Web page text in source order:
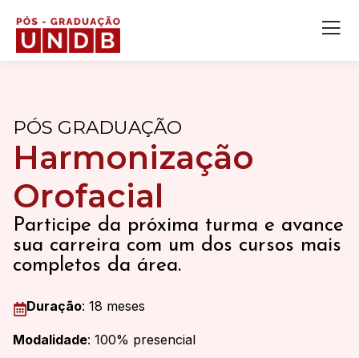
PÓS GRADUAÇÃO​
Harmonização
Orofacial​
Participe da próxima turma e avance
sua carreira com um dos cursos mais
completos da área.
Duração: 18 meses
Modalidade: 100% presencial